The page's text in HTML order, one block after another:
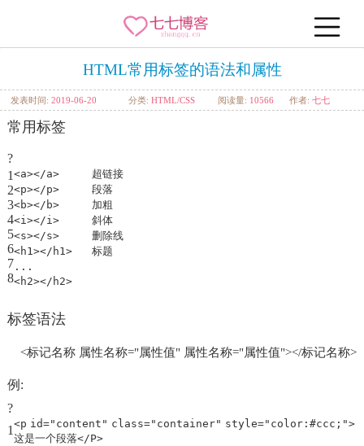
HTML常用标签的语法和属性
发表时间:2019-06-20 分类:HTML/CSS 阅读量: 10566 作者: 七七
常用标签
?
1
2
3
4
5
6
7
8
<a></a> 超链接
<p></p> 段落
<b></ b> 加粗
<i></i> 斜体
<s></s> 删除线
<h1></ h1> 标题
...
<h2></ h2>
标签语法
<标记名称 属性名称="属性值" 属性名称="属性值"></标记名称>
例:
?
1 <p id="content" class="container" style="color:#ccc;">
这是一个段落</P>